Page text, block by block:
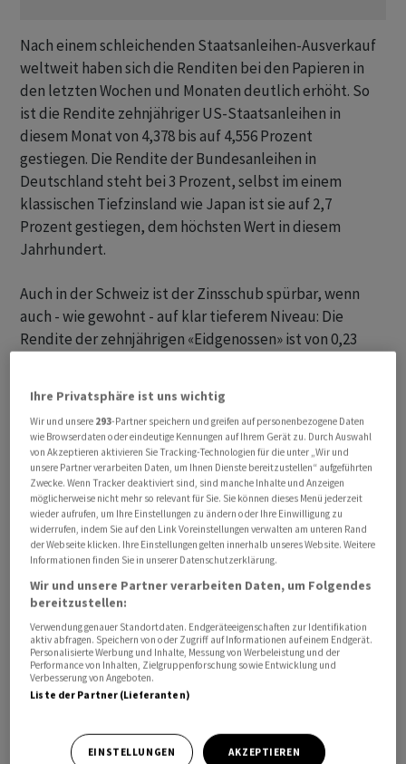
Nach einem schleichenden Staatsanleihen-Ausverkauf
weltweit haben sich die Renditen bei den Papieren in
den letzten Wochen und Monaten deutlich erhöht. So
ist die Rendite zehnjähriger US-Staatsanleihen in
diesem Monat von 4,378 bis auf ​4,556 Prozent
gestiegen. Die Rendite der Bundesanleihen in
Deutschland steht bei 3 Prozent, selbst im einem
klassischen Tiefzinsland wie Japan ist sie auf 2,7
Prozent gestiegen, dem höchsten Wert in diesem
Jahrhundert.
Auch in der Schweiz ist der Zinsschub spürbar, wenn
auch - wie gewohnt - auf klar tieferem Niveau: Die
Rendite der zehnjährigen «Eidgenossen» ist von 0,23
2025. Zuletzt notierte der Zins bei 0,48 Prozent.
Der Markt reagiert damit auf die kriegerischen
Ereignisse am Golf und auf die Entwicklungen an den
Rohwarenmärkten. Anleger befürchten dass die
anhaltend hohen Energiepreise die Inflation weiter ​nach
oben treiben und zu Zinserhöhungen wichtiger
Notenbanken führen. In den USA wächst etwa die
Gruppe von jenen US-Notenbankern, welche nun eher
eine Leitzinsanhebung statt einer lange Zeit erwogenen
Zinssenkung in Betracht ziehen.
Ihre Privatsphäre ist uns wichtig
Wir und unsere 293-Partner speichern und greifen auf personenbezogene Daten
wie Browserdaten oder eindeutige Kennungen auf Ihrem Gerät zu. Durch Auswahl
von Akzeptieren aktivieren Sie Tracking-Technologien für die unter „Wir und
unsere Partner verarbeiten Daten, um Ihnen Dienste bereitzustellen“ aufgeführten
Zwecke. Wenn Tracker deaktiviert sind, sind manche Inhalte und Anzeigen
möglicherweise nicht mehr so relevant für Sie. Sie können dieses Menü jederzeit
wieder aufrufen, um Ihre Einstellungen zu ändern oder Ihre Einwilligung zu
widerrufen, indem Sie auf den Link Voreinstellungen verwalten am unteren Rand
der Webseite klicken. Ihre Einstellungen gelten innerhalb unseres Website. Weitere
Informationen finden Sie in unserer Datenschutzerklärung.
Wir und unsere Partner verarbeiten Daten, um Folgendes
bereitzustellen:
Verwendung genauer Standortdaten. Endgeräteeigenschaften zur Identifikation
aktiv abfragen. Speichern von oder Zugriff auf Informationen auf einem Endgerät.
Personalisierte Werbung und Inhalte, Messung von Werbeleistung und der
Performance von Inhalten, Zielgruppenforschung sowie Entwicklung und
Verbesserung von Angeboten.
Liste der Partner (Lieferanten)
EINSTELLUNGEN AKZEPTIEREN